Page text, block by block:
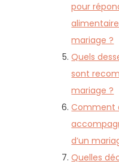
pour
mariage ?
Quels
sont
mariage ?
Comment
d’un
Quelles